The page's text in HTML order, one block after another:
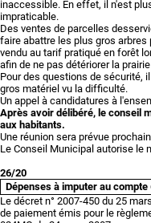
inaccessible. En effet, il n'est
impraticable.
Des ventes de parcelles
faire abattre les plus gros
vendu au tarif pratiqué en forêt
afin de ne pas détériorer la
Pour des questions de sécurité,
gros matériel vu la difficulté.
Un appel à candidatures à
Après avoir délibéré, le conseil
aux habitants.
Une réunion sera prévue
Le Conseil Municipal autorise le
26/20
Dépenses à imputer au
Le décret n° 2007-450 du 25
de paiement émis pour le